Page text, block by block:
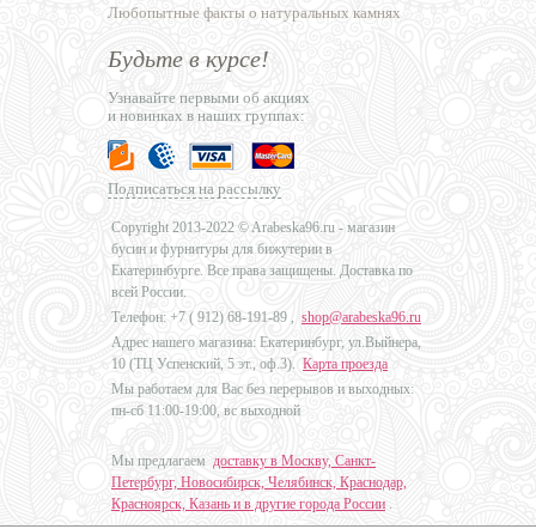
Любопытные факты о натуральных камнях
Будьте в курсе!
Узнавайте первыми об акциях
и новинках в наших группах:
Подписаться на рассылку
Copyright 2013-2022 © Arabeska96.ru - магазин
бусин и фурнитуры для бижутерии в
Екатеринбурге. Все права защищены. Доставка по
всей России.
Телефон: +7 ( 912) 68-191-89 , shop@arabeska96.ru
Адрес нашего магазина: Екатеринбург, ул.Выйнера,
10 (ТЦ Успенский, 5 эт., оф.3). Карта проезда
Мы работаем для Вас без перерывов и выходных:
пн-сб 11:00-19:00, вс выходной
Мы предлагаем доставку в Москву, Санкт-
Петербург, Новосибирск, Челябинск, Краснодар,
Красноярск, Казань и в другие города России .